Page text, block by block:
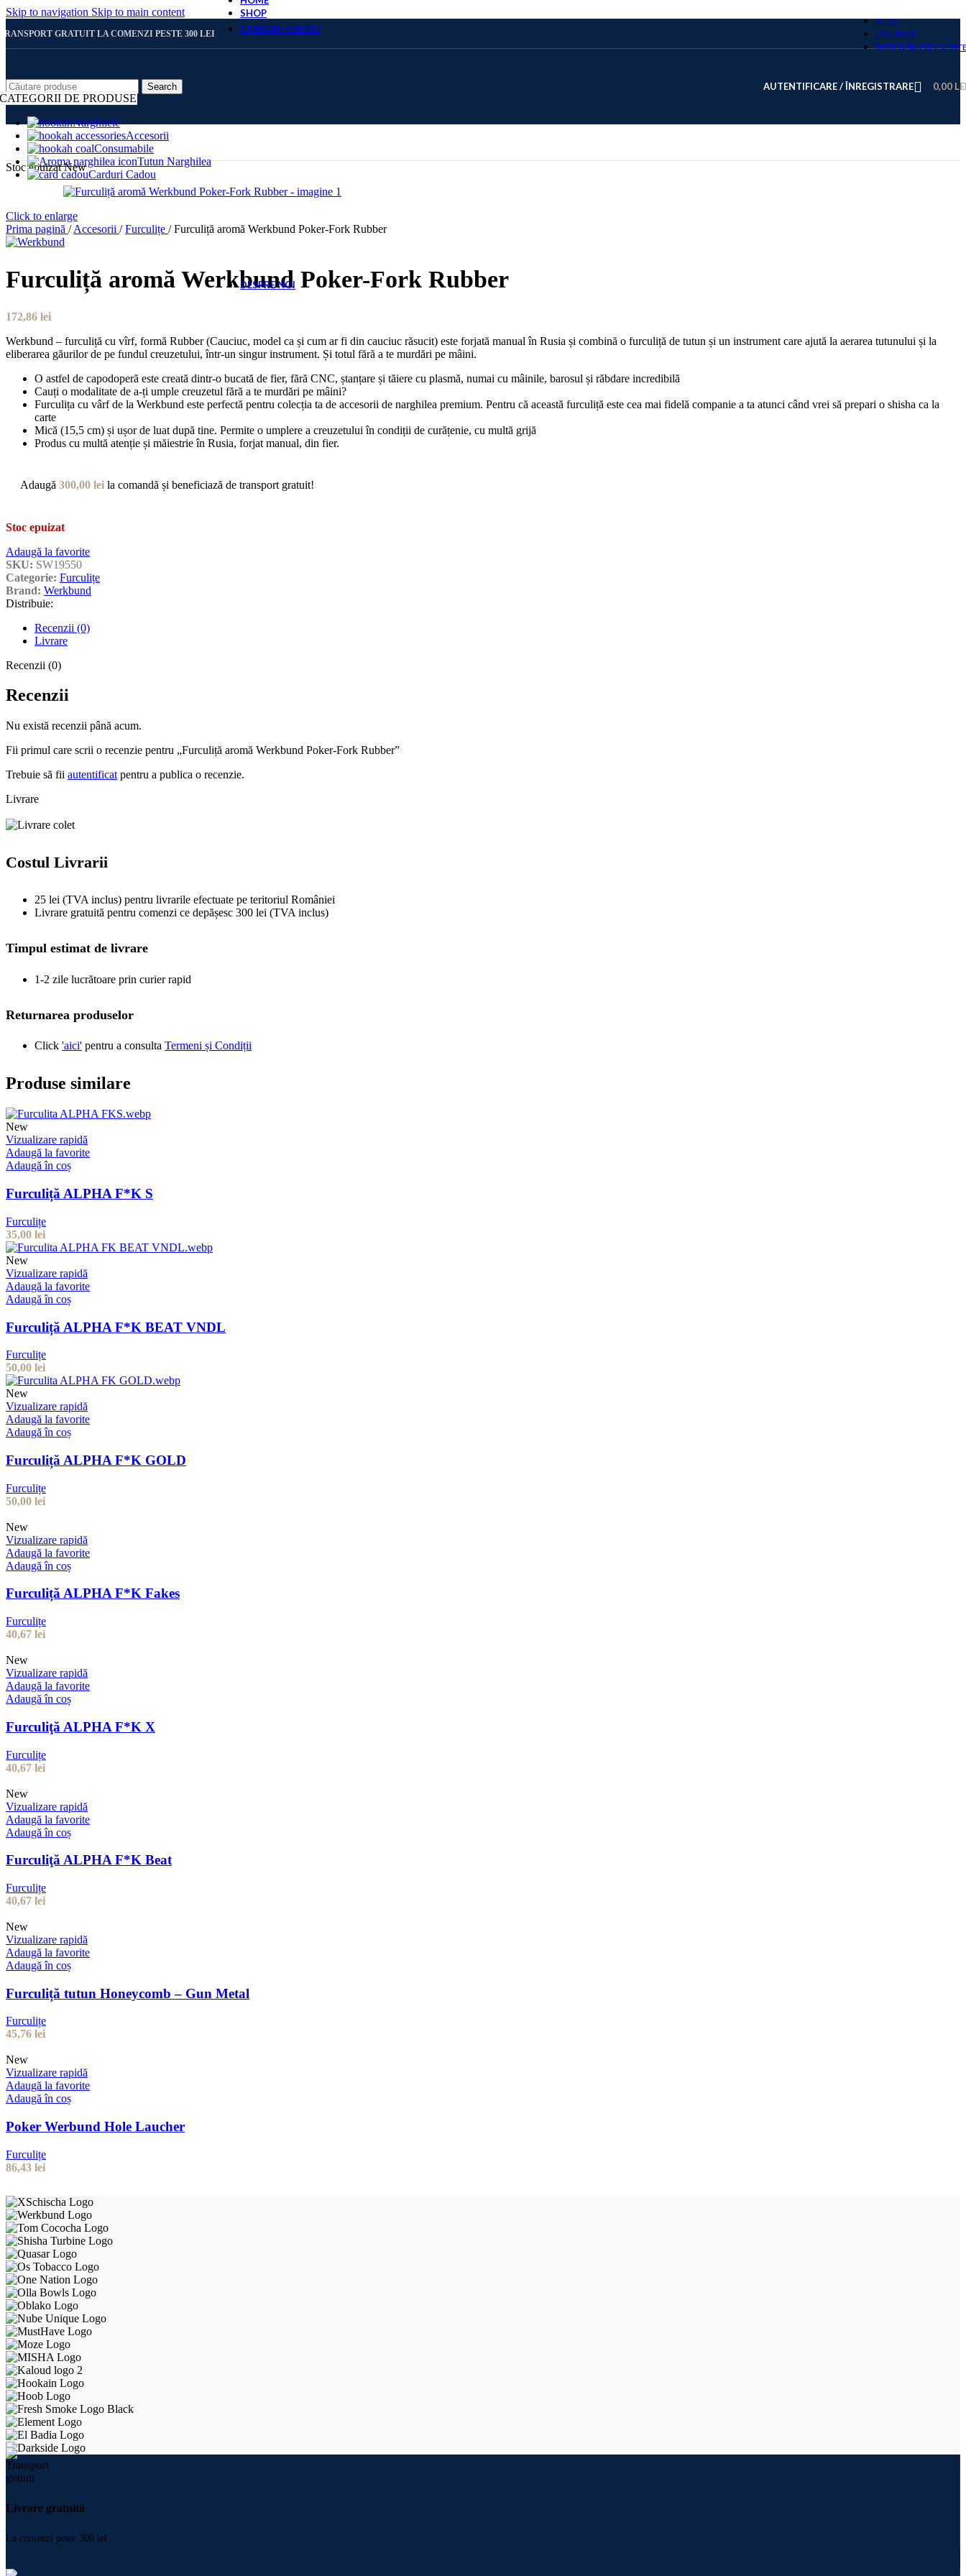
Skip to navigation Skip to main content
GRATUIT LA COMENZI PESTE 300 LEI
BLOG
CONTACT
ÎNTREBĂRI
Search AUTENTIFICARE / ÎNREGISTRARE 0,00
CATEGORII DE PRODUSE
Narghilele
Accesorii
Consumabile
Tutun Narghilea
Carduri Cadou
SHOP
CARDURI CADOU
CARD CADOU 500 LEI
DESPRE NOI
Stoc epuizat New
Click to enlarge
Prima pagină / Accesorii / Furculițe / Furculiță aromă Werkbund Poker-Fork Rubber
Furculiță aromă Werkbund Poker-Fork Rubber
172,86 lei
Werkbund – furculiță cu vîrf, formă Rubber (Cauciuc, model ca și cum ar fi din cauciuc răsucit) este forjată manual în Rusia și combină o furculiță de tutun și un instrument care ajută la aerarea tutunului și la
eliberarea găurilor de pe fundul creuzetului, într-un singur instrument. Și totul fără a te murdări pe mâini.
O astfel de capodoperă este creată dintr-o bucată de fier, fără CNC, ștanțare și tăiere cu plasmă, numai cu mâinile, barosul și răbdare incredibilă
Cauți o modalitate de a-ți umple creuzetul fără a te murdări pe mâini?
Furculița cu vârf de la Werkbund este perfectă pentru colecția ta de accesorii de narghilea premium. Pentru că această furculiță este cea mai fidelă companie a ta atunci când vrei să prepari o shisha ca la
carte
Mică (15,5 cm) și ușor de luat după tine. Permite o umplere a creuzetului în condiții de curățenie, cu multă grijă
Produs cu multă atenție și măiestrie în Rusia, forjat manual, din fier.
Adaugă 300,00 lei la comandă și beneficiază de transport gratuit!
Stoc epuizat
Adaugă la favorite
SKU: SW19550
Categorie: Furculițe
Brand: Werkbund
Distribuie:
Recenzii (0)
Livrare
Recenzii (0)
Recenzii
Nu există recenzii până acum.
Fii primul care scrii o recenzie pentru „Furculiță aromă Werkbund Poker-Fork Rubber”
Trebuie să fii autentificat pentru a publica o recenzie.
Livrare
Costul Livrarii
25 lei (TVA inclus) pentru livrarile efectuate pe teritoriul României
Livrare gratuită pentru comenzi ce depășesc 300 lei (TVA inclus)
Timpul estimat de livrare
1-2 zile lucrătoare prin curier rapid
Returnarea produselor
Click 'aici' pentru a consulta Termeni și Condiții
Produse similare
New
Vizualizare rapidă
Adaugă la favorite
Adaugă în coș
Furculiță ALPHA F*K S
Furculițe
35,00 lei
New
Vizualizare rapidă
Adaugă la favorite
Adaugă în coș
Furculiță ALPHA F*K BEAT VNDL
Furculițe
50,00 lei
New
Vizualizare rapidă
Adaugă la favorite
Adaugă în coș
Furculiță ALPHA F*K GOLD
Furculițe
50,00 lei
New
Vizualizare rapidă
Adaugă la favorite
Adaugă în coș
Furculiță ALPHA F*K Fakes
Furculițe
40,67 lei
New
Vizualizare rapidă
Adaugă la favorite
Adaugă în coș
Furculiţă ALPHA F*K X
Furculițe
40,67 lei
New
Vizualizare rapidă
Adaugă la favorite
Adaugă în coș
Furculiţă ALPHA F*K Beat
Furculițe
40,67 lei
New
Vizualizare rapidă
Adaugă la favorite
Adaugă în coș
Furculiță tutun Honeycomb – Gun Metal
Furculițe
45,76 lei
New
Vizualizare rapidă
Adaugă la favorite
Adaugă în coș
Poker Werbund Hole Laucher
Furculițe
86,43 lei
Livrare gratuită
La comenzi peste 300 lei